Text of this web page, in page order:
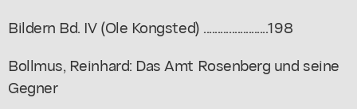
Bildern Bd. IV (Ole Kongsted) .......................198
Bollmus, Reinhard: Das Amt Rosenberg und seine
Gegner